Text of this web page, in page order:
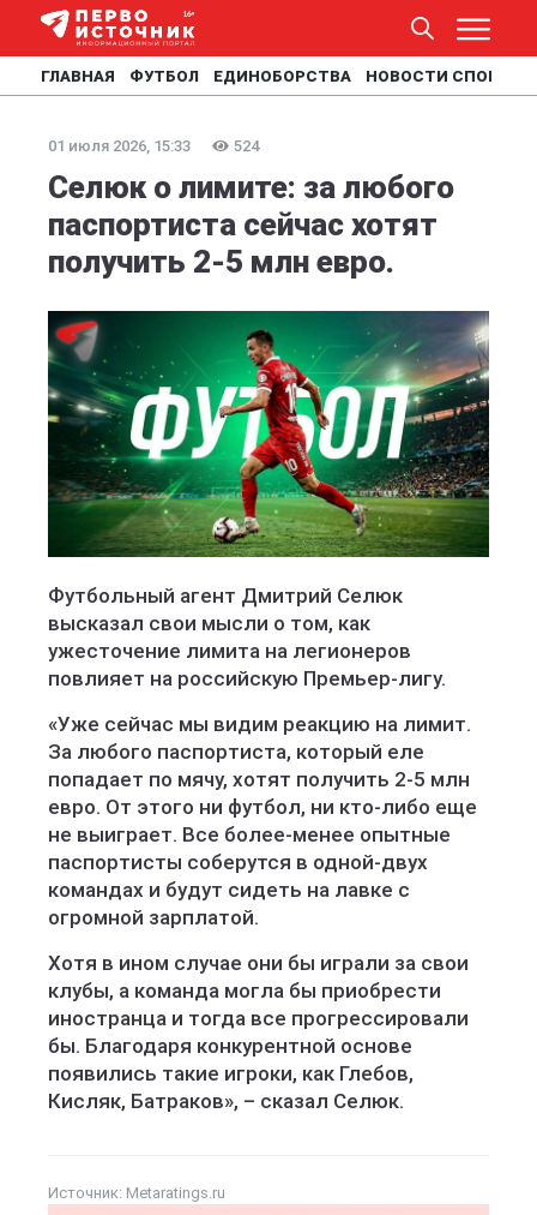
ГЛАВНАЯ ФУТБОЛ ЕДИНОБОРСТВА НОВОСТИ СПОРТА
01 июля 2026, 15:33 524
Селюк о лимите: за любого
паспортиста сейчас хотят
получить 2-5 млн евро.
Футбольный агент Дмитрий Селюк
высказал свои мысли о том, как
ужесточение лимита на легионеров
повлияет на российскую Премьер-лигу.
«Уже сейчас мы видим реакцию на лимит.
За любого паспортиста, который еле
попадает по мячу, хотят получить 2-5 млн
евро. От этого ни футбол, ни кто-либо еще
не выиграет. Все более-менее опытные
паспортисты соберутся в одной-двух
командах и будут сидеть на лавке с
огромной зарплатой.
Хотя в ином случае они бы играли за свои
клубы, а команда могла бы приобрести
иностранца и тогда все прогрессировали
бы. Благодаря конкурентной основе
появились такие игроки, как Глебов,
Кисляк, Батраков», – сказал Селюк.
Источник: Metaratings.ru